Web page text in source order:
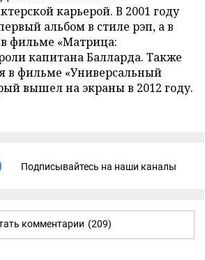
карьерой. В 2001 году
альбом в стиле рэп, а в
в фильме «Матрица:
капитана Балларда. Также
в фильме «Универсальный
вышел на экраны в 2012 году.
Подписывайтесь на наши каналы
комментарии (209)